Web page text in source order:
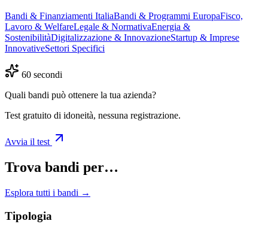
Bandi & Finanziamenti ItaliaBandi & Programmi EuropaFisco,
Lavoro & WelfareLegale & NormativaEnergia &
SostenibilitàDigitalizzazione & InnovazioneStartup & Imprese
InnovativeSettori Specifici
60 secondi
Quali bandi può ottenere la tua azienda?
Test gratuito di idoneità, nessuna registrazione.
Avvia il test
Trova bandi per…
Esplora tutti i bandi →
Tipologia